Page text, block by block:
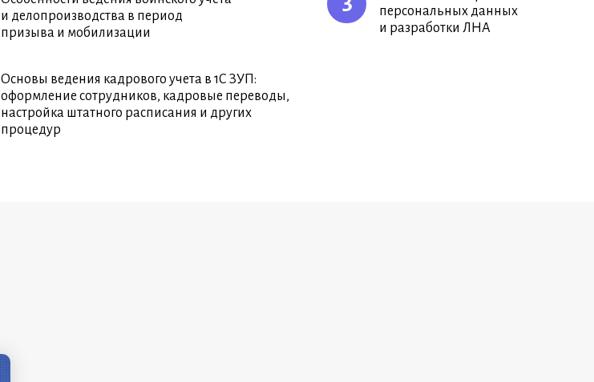
и делопроизводства в период
призыва и мобилизации
персональных данных
и разработки ЛНА
Основы ведения кадрового учета в 1С ЗУП:
оформление сотрудников, кадровые переводы,
настройка штатного расписания и других
процедур